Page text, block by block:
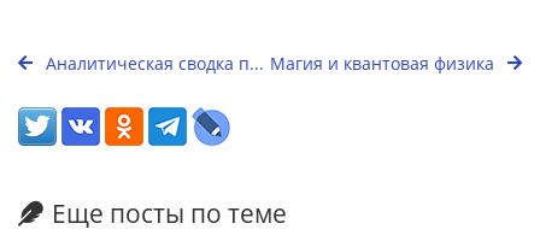
Аналитическая сводка п... Магия и квантовая физика
Еще посты по теме